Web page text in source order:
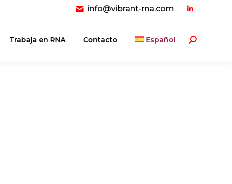
info@vibrant-rna.com
Linkedin
opens
Trabaja en RNA Contacto Español Buscar: